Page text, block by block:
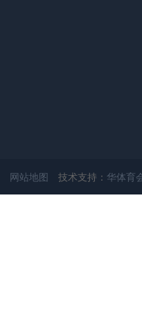
网站地图 技术支持：华体育